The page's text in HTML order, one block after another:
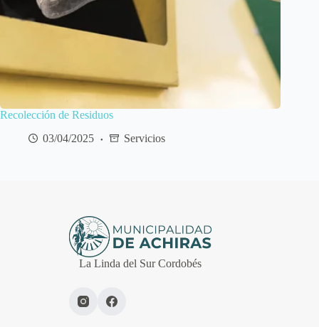
Recolección de Residuos
03/04/2025
Servicios
La Linda del Sur Cordobés